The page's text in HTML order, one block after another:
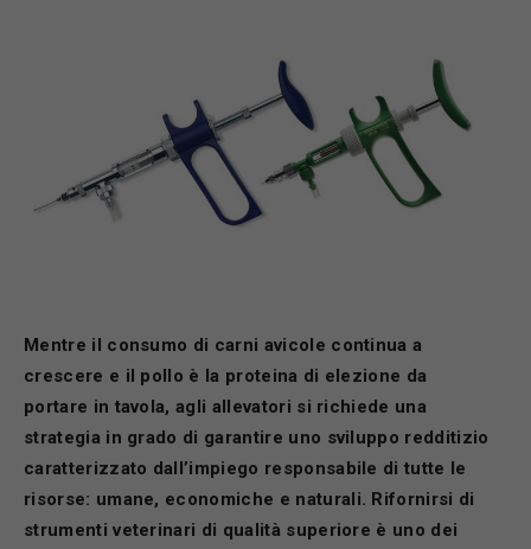
Mentre il consumo di carni avicole continua a
crescere e il pollo è la proteina di elezione da
portare in tavola, agli allevatori si richiede una
strategia in grado di garantire uno sviluppo redditizio
caratterizzato dall’impiego responsabile di tutte le
risorse: umane, economiche e naturali. Rifornirsi di
strumenti veterinari di qualità superiore è uno dei